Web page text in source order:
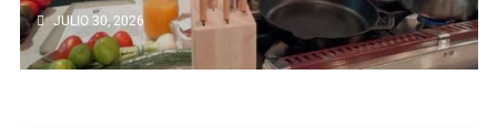
JULIO 30, 2026